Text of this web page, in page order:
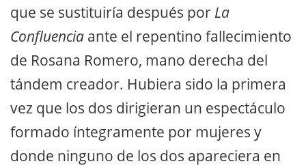
que se sustituiría después por La
Confluencia ante el repentino fallecimiento
de Rosana Romero, mano derecha del
tándem creador. Hubiera sido la primera
vez que los dos dirigieran un espectáculo
formado íntegramente por mujeres y
donde ninguno de los dos apareciera en